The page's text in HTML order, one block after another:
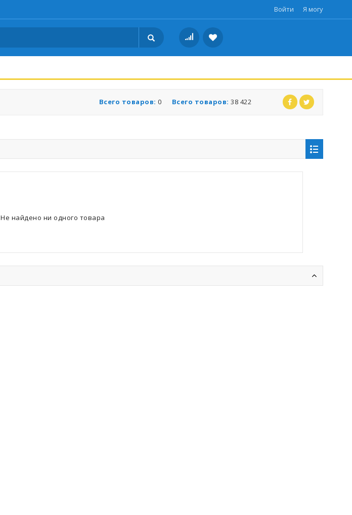
Войти Я могу
Всего товаров: 38 422
Всего товаров: 0
Не найдено ни одного товара